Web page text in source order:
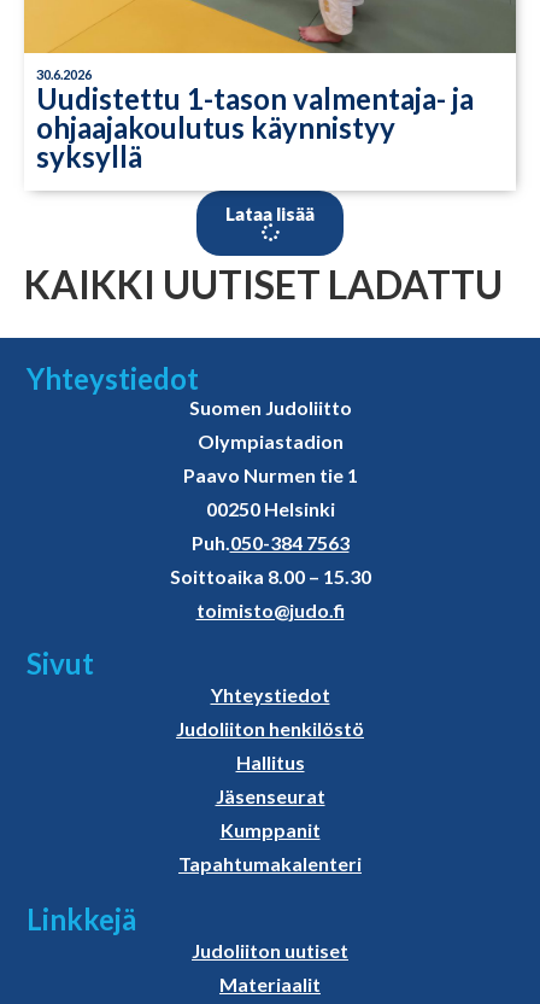
30.6.2026
Uudistettu 1-tason valmentaja- ja
ohjaajakoulutus käynnistyy
syksyllä
Lataa lisää
KAIKKI UUTISET LADATTU
Yhteystiedot
Suomen Judoliitto
Olympiastadion
Paavo Nurmen tie 1
00250 Helsinki
Puh.050-384 7563
Soittoaika 8.00 – 15.30
toimisto@judo.fi
Sivut
Yhteystiedot
Judoliiton henkilöstö
Hallitus
Jäsenseurat
Kumppanit
Tapahtumakalenteri
Linkkejä
Judoliiton uutiset
Materiaalit